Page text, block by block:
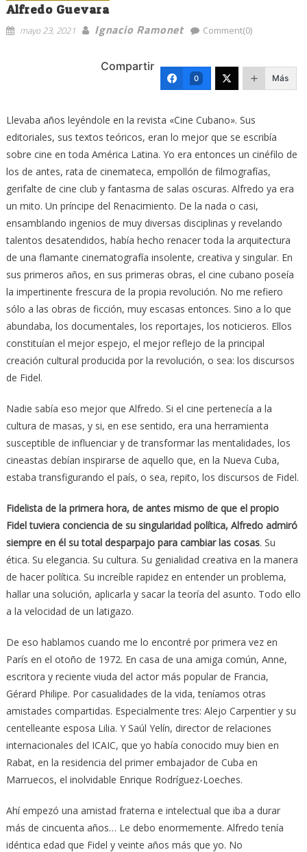
Alfredo Guevara
mayo 23, 2021 Ignacio Ramonet Comment(0)
Compartir
0 Más
Llevaba años leyéndole en la revista «Cine Cubano». Sus
editoriales, sus textos teóricos, eran lo mejor que se escribía
sobre cine en toda América Latina. Yo era entonces un cinéfilo de
los de antes, rata de cinemateca, empollón de filmografías,
gerifalte de cine club y fantasma de salas oscuras. Alfredo ya era
un mito. Un príncipe del Renacimiento. De la nada o casi,
ensamblando ingenios de muy diversas disciplinas y revelando
talentos desatendidos, había hecho renacer toda la arquitectura
de una flamante cinematografía insolente, creativa y singular. En
sus primeros años, en sus primeras obras, el cine cubano poseía
la impertinente frescura de la propia revolución. No me refiero
sólo a las obras de ficción, muy escasas entonces. Sino a lo que
abundaba, los documentales, los reportajes, los noticieros. Ellos
constituían el mejor espejo, el mejor reflejo de la principal
creación cultural producida por la revolución, o sea: los discursos
de Fidel.
Nadie sabía eso mejor que Alfredo. Si el cine pertenecía a la
cultura de masas, y si, en ese sentido, era una herramienta
susceptible de influenciar y de transformar las mentalidades, los
cineastas debían inspirarse de aquello que, en la Nueva Cuba,
estaba transfigurando el país, o sea, repito, los discursos de Fidel.
Fidelista de la primera hora, de antes mismo de que el propio
Fidel tuviera conciencia de su singularidad política, Alfredo admiró
siempre en él su total desparpajo para cambiar las cosas. Su
ética. Su elegancia. Su cultura. Su genialidad creativa en la manera
de hacer política. Su increíble rapidez en entender un problema,
hallar una solución, aplicarla y sacar la teoría del asunto. Todo ello
a la velocidad de un latigazo.
De eso hablamos cuando me lo encontré por primera vez en
París en el otoño de 1972. En casa de una amiga común, Anne,
escritora y reciente viuda del actor más popular de Francia,
Gérard Philipe. Por casualidades de la vida, teníamos otras
amistades compartidas. Especialmente tres: Alejo Carpentier y su
centelleante esposa Lilia. Y Saúl Yelín, director de relaciones
internacionales del ICAIC, que yo había conocido muy bien en
Rabat, en la residencia del primer embajador de Cuba en
Marruecos, el inolvidable Enrique Rodríguez-Loeches.
Ahí empezó una amistad fraterna e intelectual que iba a durar
más de cincuenta años… Le debo enormemente. Alfredo tenía
idéntica edad que Fidel y veinte años más que yo. No